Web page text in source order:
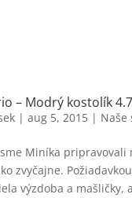
– Modrý kostolík
| aug 5, 2015| Naše
Miníka pripravovali
zvyčajne.
výzdoba a mašličky,